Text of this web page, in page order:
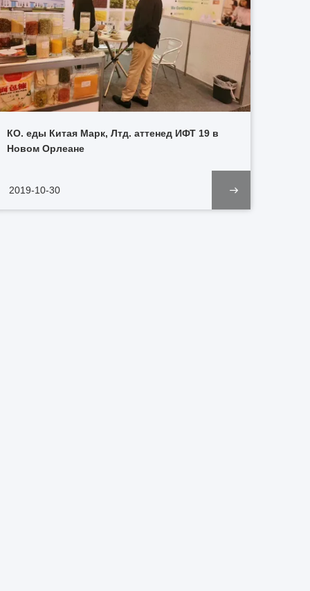
КО. еды Китая Марк, Лтд. аттенед ИФТ 19 в
Новом Орлеане
2019-10-30